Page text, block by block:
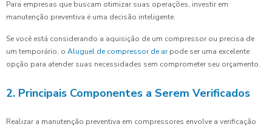
Para empresas que buscam otimizar suas operações, investir em
manutenção preventiva é uma decisão inteligente.
Se você está considerando a aquisição de um compressor ou precisa de
um temporário, o Aluguel de compressor de arpode ser uma excelente
opção para atender suas necessidades sem comprometer seu orçamento.
2. Principais Componentes a Serem Verificados
Realizar a manutenção preventiva em compressores envolve a verificação